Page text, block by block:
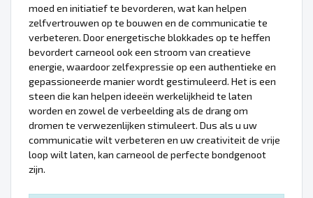
moed en initiatief te bevorderen, wat kan helpen
zelfvertrouwen op te bouwen en de communicatie te
verbeteren. Door energetische blokkades op te heffen
bevordert carneool ook een stroom van creatieve
energie, waardoor zelfexpressie op een authentieke en
gepassioneerde manier wordt gestimuleerd. Het is een
steen die kan helpen ideeën werkelijkheid te laten
worden en zowel de verbeelding als de drang om
dromen te verwezenlijken stimuleert. Dus als u uw
communicatie wilt verbeteren en uw creativiteit de vrije
loop wilt laten, kan carneool de perfecte bondgenoot
zijn.